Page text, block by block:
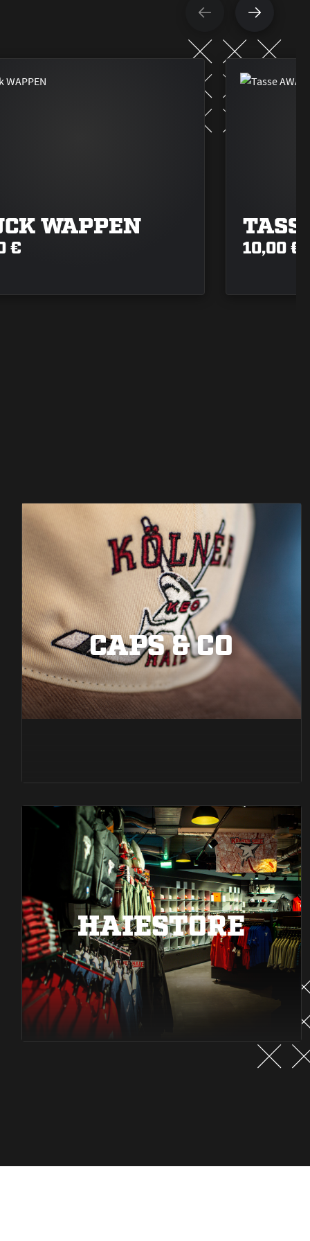
WAPPEN
€ 10,00 €
CAPS & CO
HAIESTORE